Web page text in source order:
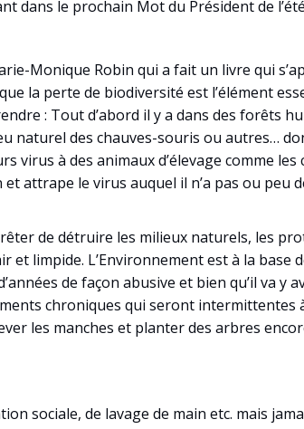
dans le prochain Mot du Président de
Monique Robin qui a fait un livre qui
la perte de biodiversité est l’élément
: Tout d’abord il y a dans des forêts
naturel des chauves-souris ou autres…
virus à des animaux d’élevage comme
attrape le virus auquel il n’a pas ou peu
de détruire les milieux naturels, les
et limpide. L’Environnement est à la
de façon abusive et bien qu’il va
chroniques qui seront
les manches et planter des arbres
sociale, de lavage de main etc. mais